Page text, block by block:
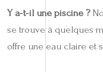
Y a‑t‑il une piscine ?
se trouve à quelques
offre une eau claire et